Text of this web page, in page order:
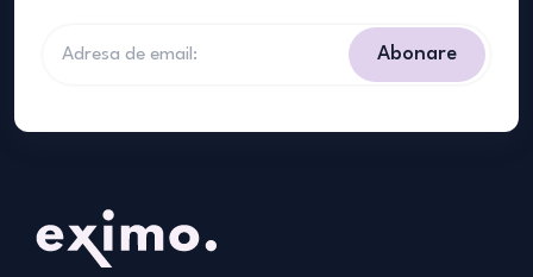
Abonare